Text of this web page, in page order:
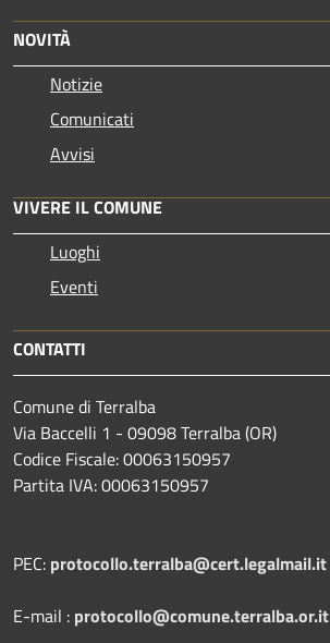
NOVITÀ
Notizie
Comunicati
Avvisi
VIVERE IL COMUNE
Luoghi
Eventi
CONTATTI
Comune di Terralba
Via Baccelli 1 - 09098 Terralba (OR)
Codice Fiscale: 00063150957
Partita IVA: 00063150957
PEC: protocollo.terralba@cert.legalmail.it
E-mail : protocollo@comune.terralba.or.it